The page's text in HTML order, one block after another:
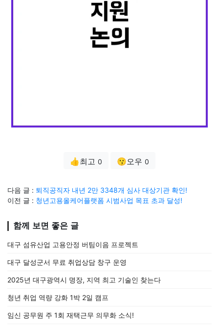
👍최고 0 😗오우 0
다음 글 : 퇴직공직자 내년 2만 3348개 심사 대상기관 확인!
이전 글 : 청년고용올케어플랫폼 시범사업 목표 초과 달성!
함께 보면 좋은 글
대구 섬유산업 고용안정 버팀이음 프로젝트
대구 달성군서 무료 취업상담 창구 운영
2025년 대구광역시 명장, 지역 최고 기술인 찾는다
청년 취업 역량 강화 1박 2일 캠프
임신 공무원 주 1회 재택근무 의무화 소식!